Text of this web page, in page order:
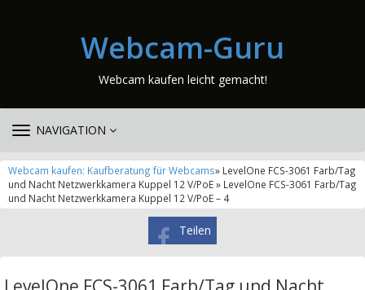
Webcam-Guru
Webcam kaufen leicht gemacht!
TOGGLE
NAVIGATION
Webcam kaufen: Kaufberatung für Webcams» LevelOne FCS-3061 Farb/Tag
und Nacht Netzwerkkamera Kuppel 12 V/PoE » LevelOne FCS-3061 Farb/Tag
und Nacht Netzwerkkamera Kuppel 12 V/PoE – 4
Teilen